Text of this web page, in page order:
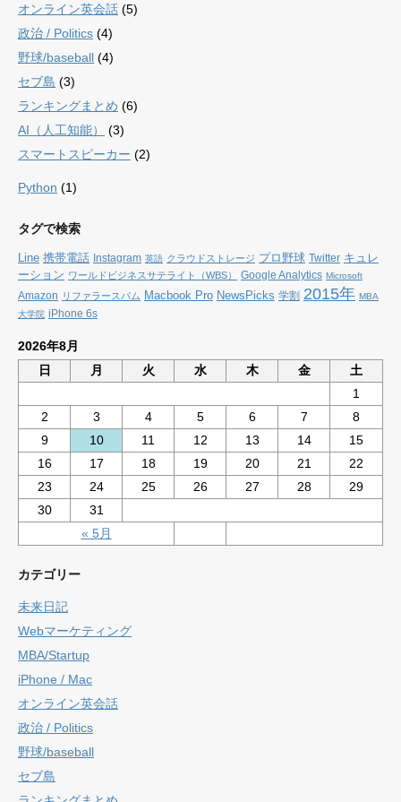
オンライン英会話 (5)
政治 / Politics (4)
野球/baseball (4)
セブ島 (3)
ランキングまとめ (6)
AI（人工知能）
(3)
スマートスピーカー (2)
Python (1)
タグで検索
Line 携帯電話 Instagram 英語 クラウドストレージ プロ野球 Twitter キュレ
ーション ワールドビジネスサテライト（WBS） Google Analytics Microsoft
Amazon リファラースパム Macbook Pro NewsPicks 学割 2015年 MBA
大学院 iPhone 6s
2026年8月
日
月 火 水 木 金 土
« 5月
1
2
3 4 5 6 7
8
9
10 11 12 13 14
15
16
17 18 19 20 21
22
23
24 25 26 27 28
29
30
31
カテゴリー
未来日記
Webマーケティング
MBA/Startup
iPhone / Mac
オンライン英会話
政治 / Politics
野球/baseball
セブ島